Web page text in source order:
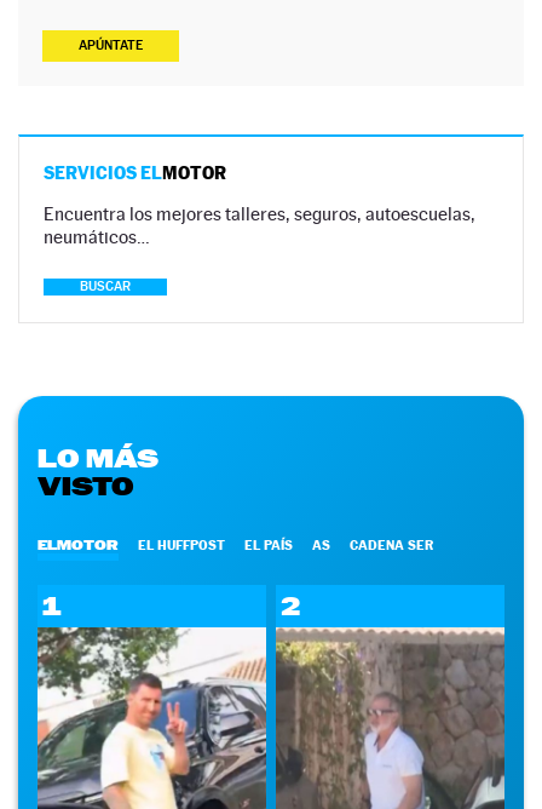
APÚNTATE
SERVICIOS ELMOTOR
Encuentra los mejores talleres, seguros, autoescuelas,
neumáticos…
BUSCAR
LO MÁS
VISTO
ELMOTOR EL HUFFPOST EL PAÍS AS CADENA SER
1 2